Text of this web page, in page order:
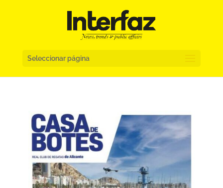
Seleccionar página